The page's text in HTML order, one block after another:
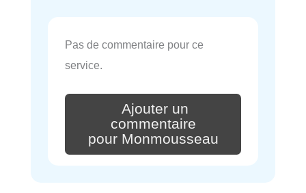
Pas de commentaire pour ce
service.
Ajouter un
commentaire
pour Monmousseau